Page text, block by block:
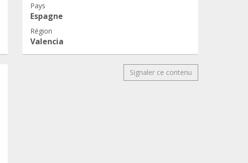
Pays
Espagne
Région
Valencia
Signaler ce contenu